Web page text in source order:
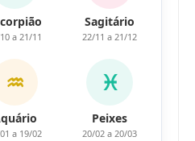
a 21/11
Sagitário
22/11 a 21/12
♒
a 19/02
♓
Peixes
20/02 a 20/03